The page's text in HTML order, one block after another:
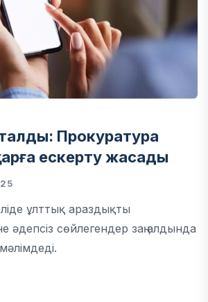
Прокуратура
ескерту жасады
ұлттық араздықты
әдепсіз сөйлегендер заң алдында